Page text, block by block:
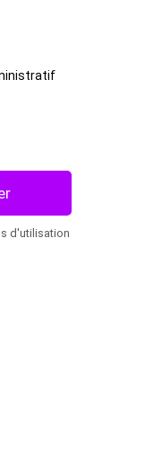
d'utilisation